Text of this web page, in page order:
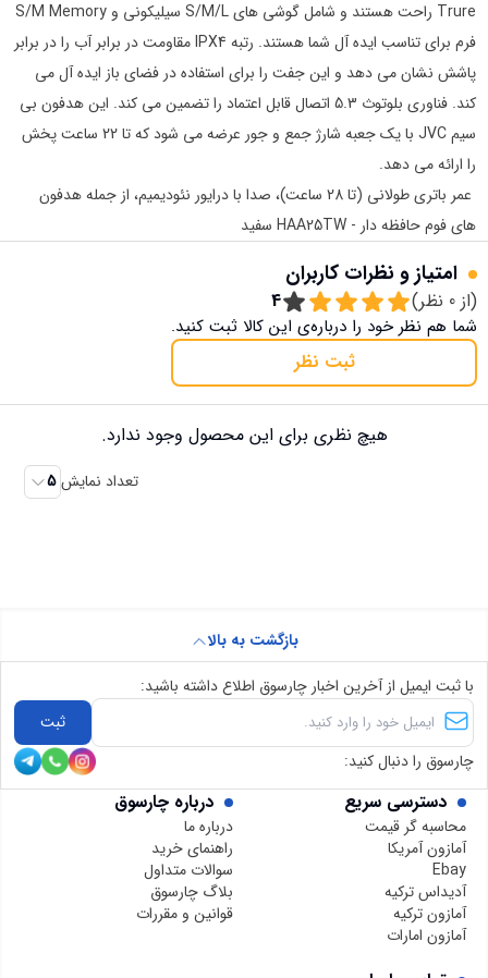
Trure راحت هستند و شامل گوشی های S/M/L سیلیکونی و S/M Memory
فرم برای تناسب ایده آل شما هستند. رتبه IPX4 مقاومت در برابر آب را در برابر
پاشش نشان می دهد و این جفت را برای استفاده در فضای باز ایده آل می
کند. فناوری بلوتوث 5.3 اتصال قابل اعتماد را تضمین می کند. این هدفون بی
سیم JVC با یک جعبه شارژ جمع و جور عرضه می شود که تا 22 ساعت پخش
را ارائه می دهد.
عمر باتری طولانی (تا 28 ساعت)، صدا با درایور نئودیمیم، از جمله هدفون
های فوم حافظه دار - HAA25TW سفید
امتیاز و نظرات کاربران
(از 0 نظر) 4
شما هم نظر خود را درباره‌ی این کالا ثبت کنید.
ثبت نظر
هیچ نظری برای این محصول وجود ندارد.
تعداد نمایش 5
دسترسی سریع
محاسبه گر قیمت
آمازون آمریکا
Ebay
آدیداس ترکیه
آمازون ترکیه
آمازون امارات
درباره چارسوق
درباره ما
راهنمای خرید
سوالات متداول
بلاگ چارسوق
قوانین و مقررات
بازگشت به بالا
با ثبت ایمیل از آخرین اخبار چارسوق اطلاع داشته باشید:
ثبت
چارسوق را دنبال کنید: